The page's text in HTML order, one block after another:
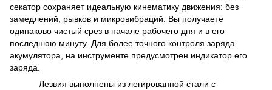
секатор сохраняет идеальную кинематику движения: без
замедлений, рывков и микровибраций. Вы получаете
одинаково чистый срез в начале рабочего дня и в его
последнюю минуту. Для более точного контроля заряда
акумулятора, на инструменте предусмотрен индикатор его
заряда.
Лезвия выполнены из легированной стали с